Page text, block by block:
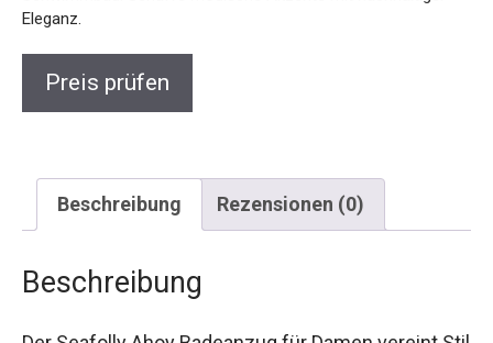
Strand oder Schwimmbad. Schaffe modische Akzente mit
nachhaltiger Eleganz.
Preis prüfen
Beschreibung Rezensionen (0)
Beschreibung